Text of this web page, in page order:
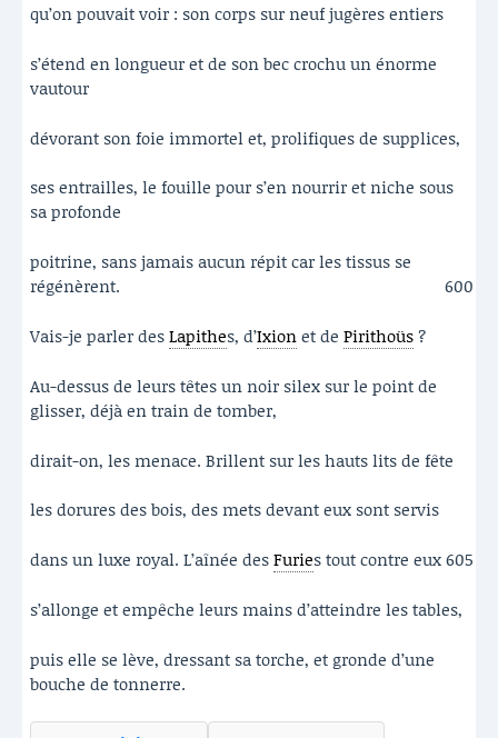
qu’on pouvait voir : son corps sur neuf jugères entiers
s’étend en longueur et de son bec crochu un énorme
vautour
dévorant son foie immortel et, prolifiques de supplices,
ses entrailles, le fouille pour s’en nourrir et niche sous
sa profonde
poitrine, sans jamais aucun répit car les tissus se
régénèrent.
600
Vais-je parler desLapithes, d’Ixionet de Pirithoüs?
Au-dessus de leurs têtes un noir silex sur le point de
glisser, déjà en train de tomber,
dirait-on, les menace. Brillent sur les hauts lits de fête
les dorures des bois, des mets devant eux sont servis
dans un luxe royal. L’aînée desFuries tout contre eux605
s’allonge et empêche leurs mains d’atteindre les tables,
puis elle se lève, dressant sa torche, et gronde d’une
bouche de tonnerre.